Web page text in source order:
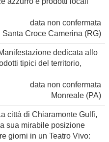
data non confermata
Santa Croce Camerina (RG)
dedicata allo
tipici del territorio,
data non confermata
Monreale (PA)
città di Chiaramonte Gulfi,
sua mirabile posizione
giorni in un Teatro Vivo: